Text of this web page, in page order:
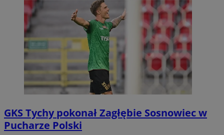
GKS Tychy pokonał Zagłębie Sosnowiec w
Pucharze Polski